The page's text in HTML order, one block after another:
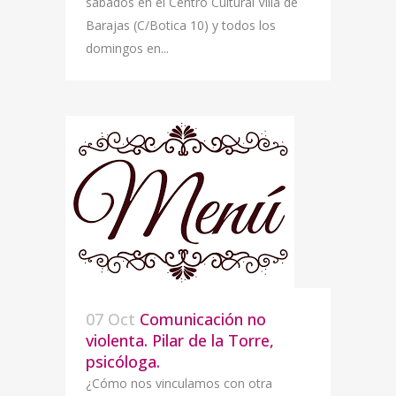
Barajas (C/Botica 10) y todos los
domingos en...
07 Oct Comunicación no
violenta. Pilar de la Torre,
psicóloga.
¿Cómo nos vinculamos con otra